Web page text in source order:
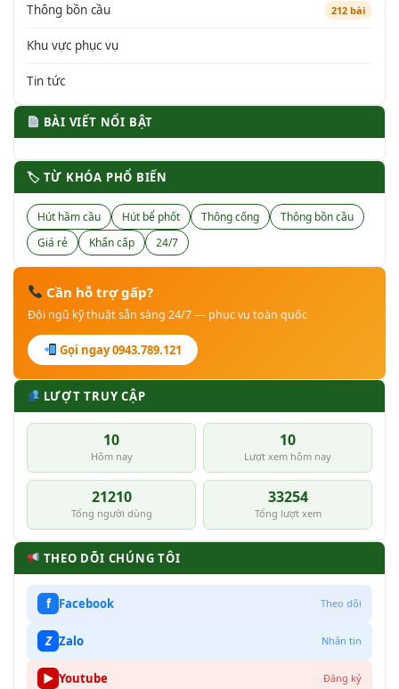
Thông bồn cầu 212 bài
Khu vực phục vụ
Tin tức
BÀI VIẾT NỔI BẬT
🏷 TỪ KHÓA PHỔ BIẾN
Hút hầm cầu Hút bể phốt Thông cống
Thông bồn cầu
Giá rẻ
Khẩn cấp 24/7
Cần hỗ trợ gấp?
Đội ngũ kỹ thuật sẵn sàng 24/7 — phục vụ toàn quốc
Gọi ngay 0943.789.121
LƯỢT TRUY CẬP
10
Hôm nay
10
Lượt xem hôm nay
21210
Tổng người dùng
33254
Tổng lượt xem
THEO DÕI CHÚNG TÔI
f Facebook Theo dõi
Z Zalo Nhắn tin
▶ Youtube Đăng ký